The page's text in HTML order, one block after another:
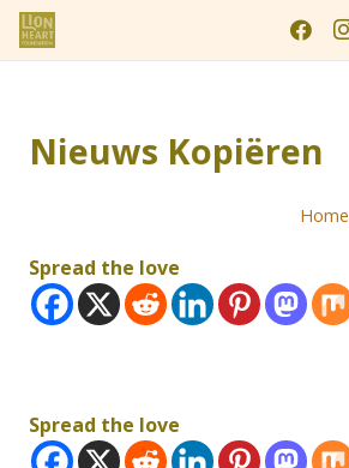
Nieuws Kopiëren
Home
Spread the love
Spread the love